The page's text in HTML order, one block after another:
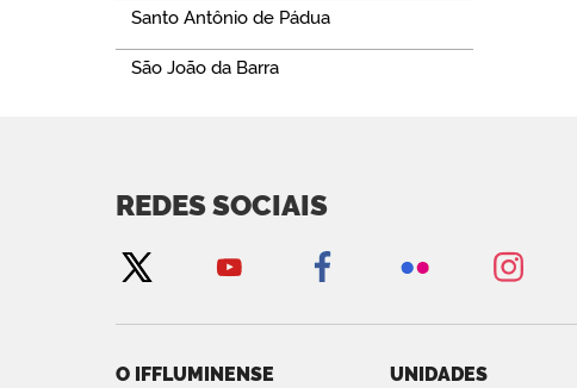
Santo Antônio de Pádua
São João da Barra
REDES SOCIAIS
O IFFLUMINENSE UNIDADES